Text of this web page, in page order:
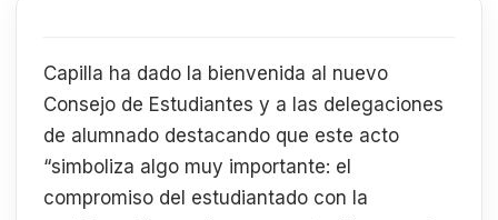
Capilla ha dado la bienvenida al nuevo
Consejo de Estudiantes y a las delegaciones
de alumnado destacando que este acto
“simboliza algo muy importante: el
compromiso del estudiantado con la